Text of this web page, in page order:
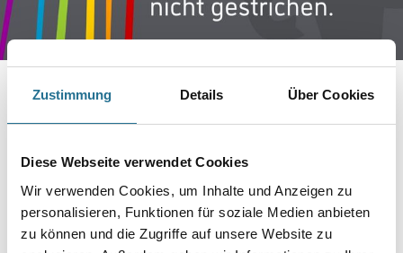
Zustimmung Details Über Cookies
Diese Webseite verwendet Cookies
Wir verwenden Cookies, um Inhalte und Anzeigen zu
personalisieren, Funktionen für soziale Medien anbieten
zu können und die Zugriffe auf unsere Website zu
EIN KLEINER ZWISCHENFALL
IST AUFGETRETEN
Keine Sorge, wir pinseln schon an der Lösung und
werden das Problem so schnell wie möglich beheben.
Erkunden Sie in der Zwischenzeit unseren Online-Shop